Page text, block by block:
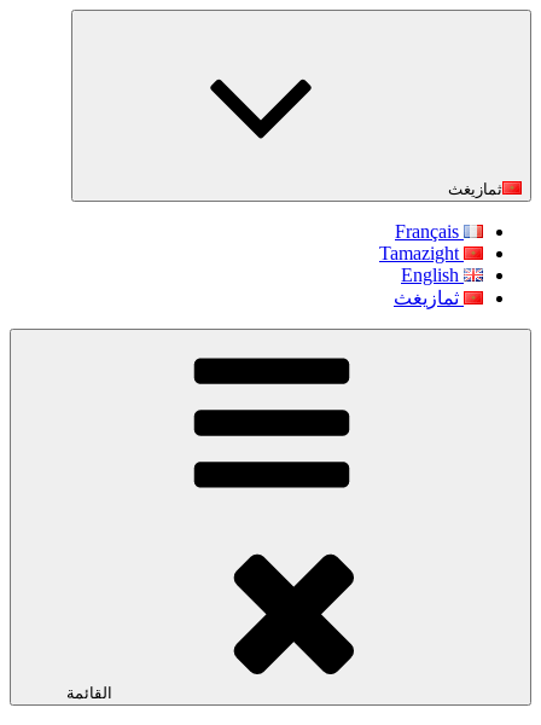
التجاوز
ثمازيغث
Français
Tamazight
English
ثمازيغث
القائمة